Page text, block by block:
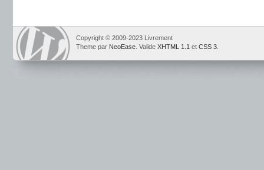
Copyright © 2009-2023 Livrement
Theme par NeoEase . Valide XHTML 1.1 et CSS 3